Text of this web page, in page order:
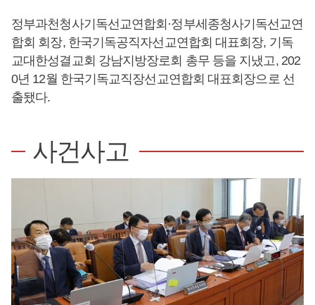
정부과천청사기독선교연합회·정부세종청사기독선교연
합회 회장, 한국기독공직자선교연합회 대표회장, 기독
교대한성결교회 강남지방장로회 총무 등을 지냈고, 202
0년 12월 한국기독교직장선교연합회 대표회장으로 선
출됐다.
사건사고